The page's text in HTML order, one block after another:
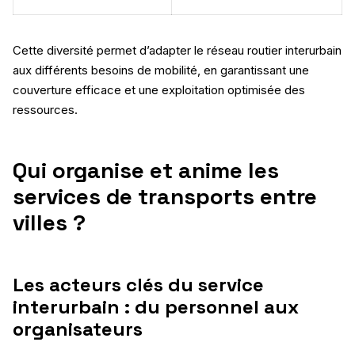
Cette diversité permet d’adapter le réseau routier interurbain
aux différents besoins de mobilité, en garantissant une
couverture efficace et une exploitation optimisée des
ressources.
Qui organise et anime les
services de transports entre
villes ?
Les acteurs clés du service
interurbain : du personnel aux
organisateurs